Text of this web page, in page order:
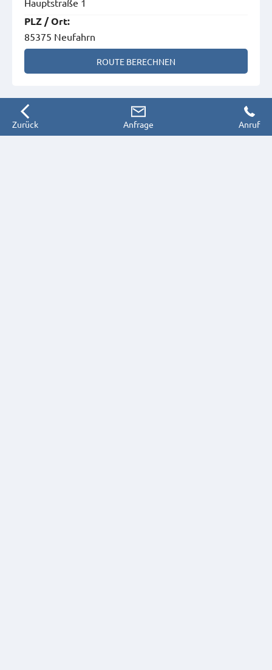
Hauptstraße 1
PLZ /Ort:
85375 Neufahrn
ROUTE BERECHNEN
Zurück Anfrage Anruf